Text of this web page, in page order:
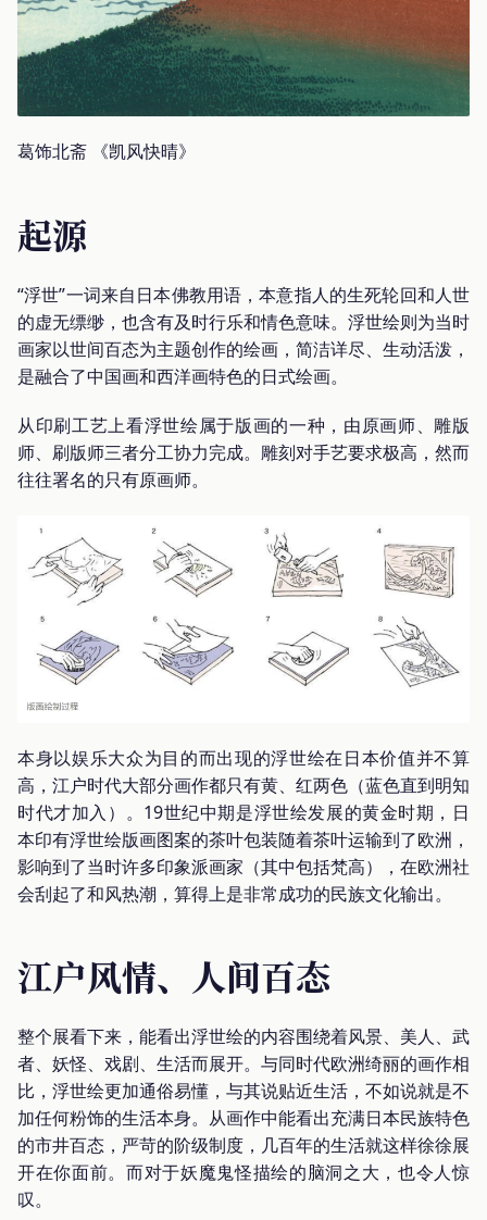
葛饰北斋 《凯风快晴》
起源
“浮世”一词来自日本佛教用语，本意指人的生死轮回和人世
的虚无缥缈，也含有及时行乐和情色意味。浮世绘则为当时
画家以世间百态为主题创作的绘画，简洁详尽、生动活泼，
是融合了中国画和西洋画特色的日式绘画。
从印刷工艺上看浮世绘属于版画的一种，由原画师、雕版
师、刷版师三者分工协力完成。雕刻对手艺要求极高，然而
往往署名的只有原画师。
本身以娱乐大众为目的而出现的浮世绘在日本价值并不算
高，江户时代大部分画作都只有黄、红两色（蓝色直到明知
时代才加入）。19世纪中期是浮世绘发展的黄金时期，日
本印有浮世绘版画图案的茶叶包装随着茶叶运输到了欧洲，
影响到了当时许多印象派画家（其中包括梵高），在欧洲社
会刮起了和风热潮，算得上是非常成功的民族文化输出。
江户风情、人间百态
整个展看下来，能看出浮世绘的内容围绕着风景、美人、武
者、妖怪、戏剧、生活而展开。与同时代欧洲绮丽的画作相
比，浮世绘更加通俗易懂，与其说贴近生活，不如说就是不
加任何粉饰的生活本身。从画作中能看出充满日本民族特色
的市井百态，严苛的阶级制度，几百年的生活就这样徐徐展
开在你面前。而对于妖魔鬼怪描绘的脑洞之大，也令人惊
叹。